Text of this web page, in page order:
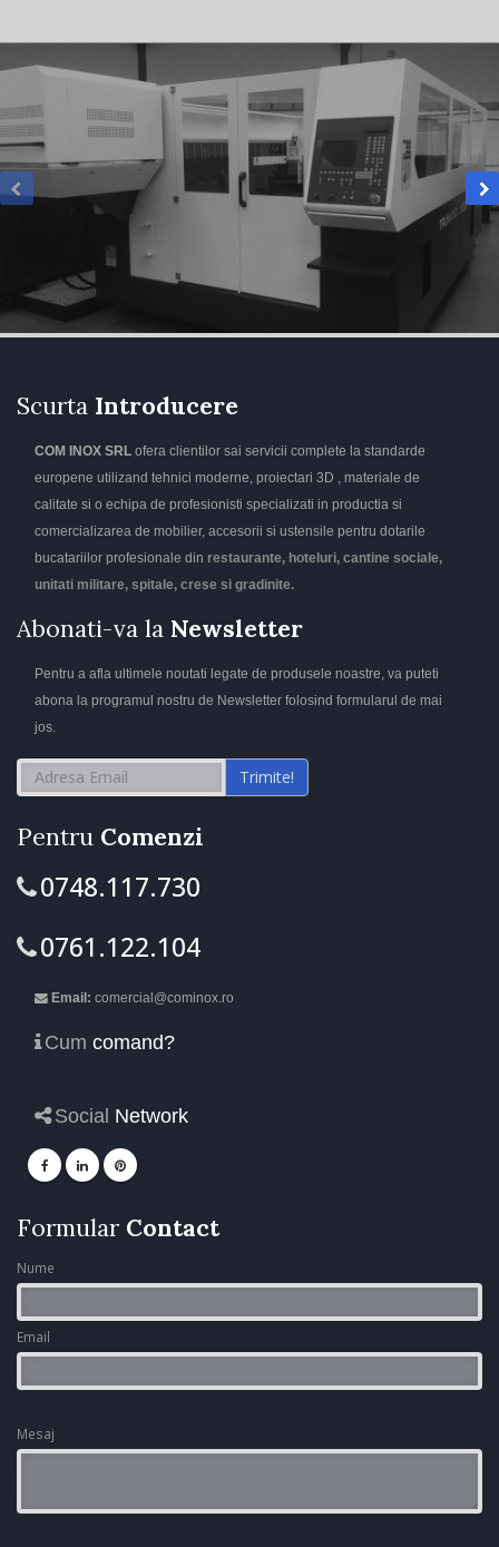
Scurta Introducere
COM INOX SRL ofera clientilor sai servicii complete la standarde
europene utilizand tehnici moderne, proiectari 3D , materiale de
calitate si o echipa de profesionisti specializati in productia si
comercializarea de mobilier, accesorii si ustensile pentru dotarile
bucatariilor profesionale din restaurante, hoteluri, cantine sociale,
unitati militare, spitale, crese si gradinite.
Abonati-va la Newsletter
Pentru a afla ultimele noutati legate de produsele noastre, va puteti
abona la programul nostru de Newsletter folosind formularul de mai
jos.
Trimite!
Pentru Comenzi
0748.117.730
0761.122.104
Email: comercial@cominox.ro
Cum comand?
Social Network
Formular Contact
Nume
Email
Mesaj